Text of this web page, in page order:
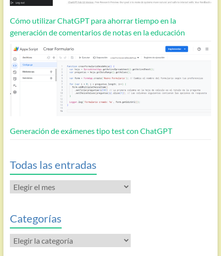
Cómo utilizar ChatGPT para ahorrar tiempo en la
generación de comentarios de notas en la educación
Generación de exámenes tipo test con ChatGPT
Todas las entradas
Todas
las
Categorías
Categorías